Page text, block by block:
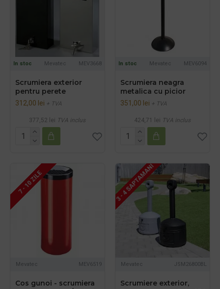
In stoc Mevatec MEV3668
Scrumiera exterior
pentru perete
312,00 lei + TVA
377,52 lei TVA inclus
In stoc Mevatec MEV6094
Scrumiera neagra
metalica cu picior
351,00 lei + TVA
424,71 lei TVA inclus
7 - 10 ZILE
Mevatec MEV6519
Cos gunoi - scrumiera
3 - 4 SAPTAMANI
Mevatec JSM26800BL
Scrumiere exterior,